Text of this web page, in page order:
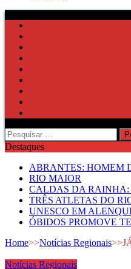
Pesquisar
por:
Destaques
ABRANTES: HOMEM
RIO MAIOR
CALDAS DA RAINHA:
TRÊS ATLETAS DO
UNESCO EM
ÓBIDOS PROMOVE
Home>>Notícias Regionais>>
Notícias Regionais